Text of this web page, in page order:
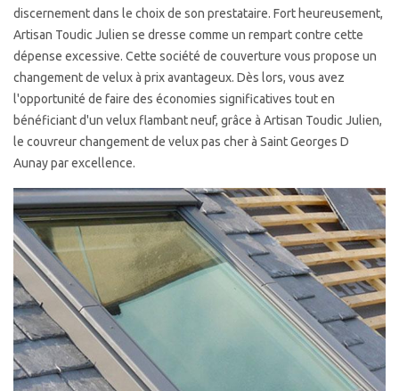
discernement dans le choix de son prestataire. Fort heureusement,
Artisan Toudic Julien se dresse comme un rempart contre cette
dépense excessive. Cette société de couverture vous propose un
changement de velux à prix avantageux. Dès lors, vous avez
l'opportunité de faire des économies significatives tout en
bénéficiant d'un velux flambant neuf, grâce à Artisan Toudic Julien,
le couvreur changement de velux pas cher à Saint Georges D
Aunay par excellence.